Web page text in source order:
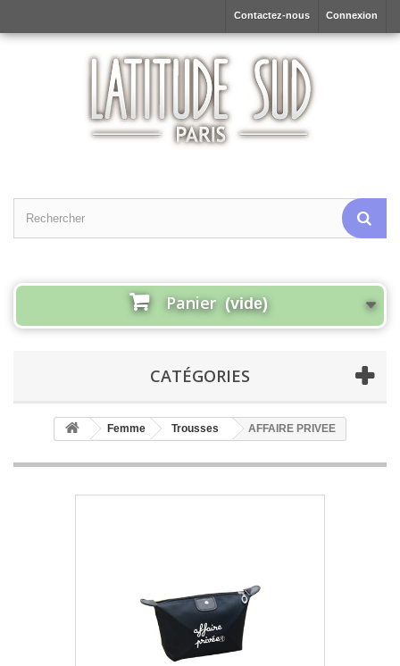
Connexion
Contactez-nous
Panier (vide)
CATÉGORIES
Femme Trousses AFFAIRE PRIVEE